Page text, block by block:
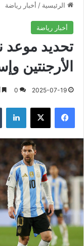
الرئيسية / أخبار رياضة
أخبار رياضة
تحديد موعد
الأرجنتين
2025-07-19
0
فيسبوك X